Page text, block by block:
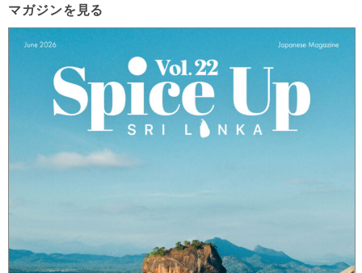
マガジンを見る